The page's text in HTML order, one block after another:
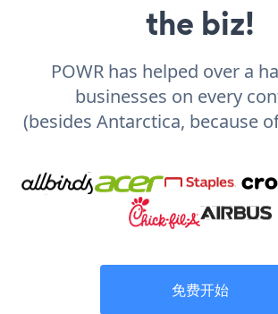
the biz!
POWR has helped over a
businesses on every
(besides Antarctica, because
免费开始